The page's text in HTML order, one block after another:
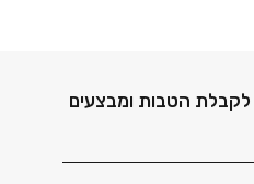
לקבלת הטבות ומבצעים